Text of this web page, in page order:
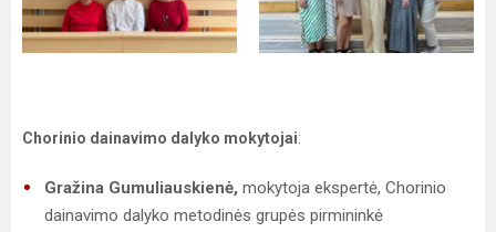
Chorinio dainavimo dalyko mokytojai:
Gražina Gumuliauskienė, mokytoja ekspertė, Chorinio
dainavimo dalyko metodinės grupės pirmininkė